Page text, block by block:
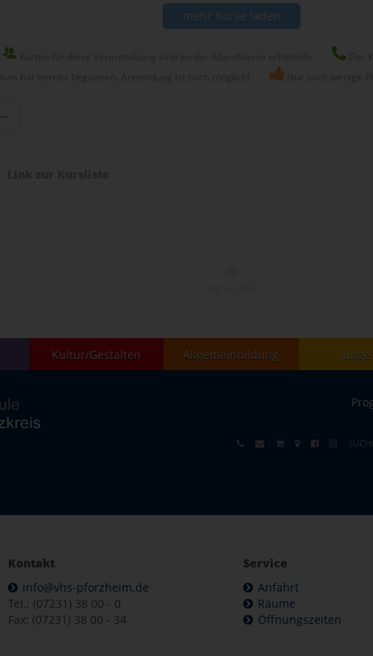
mehr Kurse laden
→
Kultur/Gestalten Allgemeinbildung junge
Kontakt
info@vhs-pforzheim.de
Tel.: (07231) 38 00 - 0
Fax: (07231) 38 00 - 34
Service
Anfahrt
Räume
Öffnungszeiten